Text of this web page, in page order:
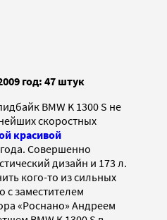
год: 47 штук
BMW K 1300 S не
скоростных
красивой
Совершенно
дизайн и 173 л.
кого-то из сильных
с заместителем
«Роснано» Андреем